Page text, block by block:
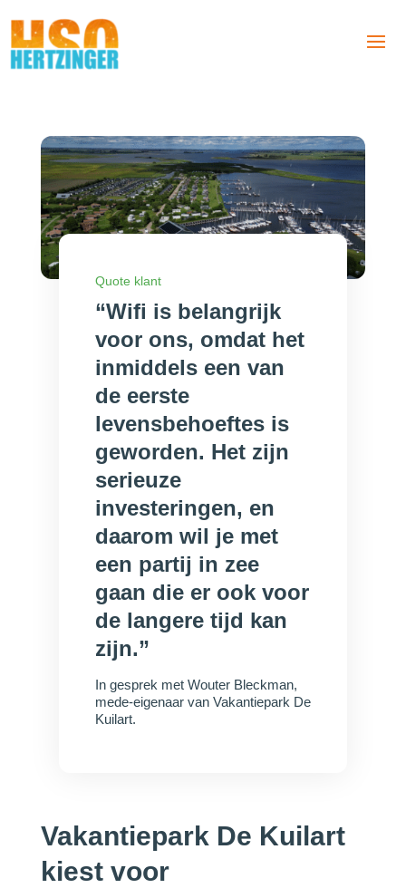
Quote klant
“Wifi is belangrijk
voor ons, omdat het
inmiddels een van
de eerste
levensbehoeftes is
geworden. Het zijn
serieuze
investeringen, en
daarom wil je met
een partij in zee
gaan die er ook voor
de langere tijd kan
zijn.”
In gesprek met Wouter Bleckman,
mede-eigenaar van Vakantiepark De
Kuilart.
Vakantiepark De Kuilart
kiest voor